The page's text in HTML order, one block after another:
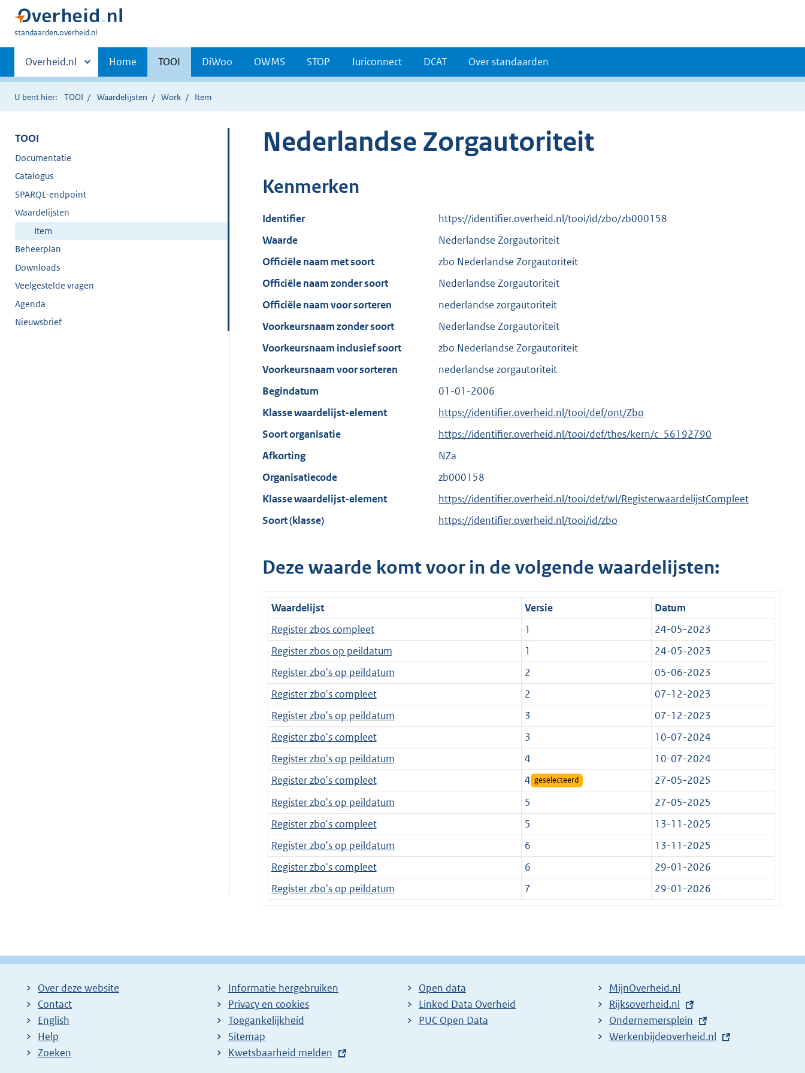
U
hier:
standaarden.overheid.nl
Primaire
navigatie
Andere
sites
binnen
Overheid.nl Home TOOI DiWoo OWMS STOP Juriconnect DCAT Over standaarden
U bent hier: TOOI Waardelijsten Work Item
TOOI
Documentatie
Catalogus
SPARQL-endpoint
Waardelijsten
Item
Beheerplan
Downloads
Veelgestelde vragen
Agenda
Nieuwsbrief
Nederlandse Zorgautoriteit
Kenmerken
Identifier
https://identifier.overheid.nl/tooi/id/zbo/zb000158
Waarde
Nederlandse Zorgautoriteit
Officiële naam met soort
zbo Nederlandse Zorgautoriteit
Officiële naam zonder soort
Nederlandse Zorgautoriteit
Officiële naam voor sorteren
nederlandse zorgautoriteit
Voorkeursnaam zonder soort
Nederlandse Zorgautoriteit
Voorkeursnaam inclusief soort
zbo Nederlandse Zorgautoriteit
Voorkeursnaam voor sorteren
nederlandse zorgautoriteit
Begindatum
01-01-2006
Klasse waardelijst-element
https://identifier.overheid.nl/tooi/def/ont/Zbo
Soort organisatie
https://identifier.overheid.nl/tooi/def/thes/kern/c_56192790
Afkorting
NZa
Organisatiecode
zb000158
Klasse waardelijst-element
https://identifier.overheid.nl/tooi/def/wl/RegisterwaardelijstCompleet
Soort (klasse)
https://identifier.overheid.nl/tooi/id/zbo
Deze waarde komt voor in de volgende waardelijsten:
Waardelijst Versie
Datum
Register zbos compleet
1
24-05-2023
Register zbos op peildatum
1
24-05-2023
Register zbo's op peildatum
2
05-06-2023
Register zbo's compleet
2
07-12-2023
Register zbo's op peildatum
3
07-12-2023
Register zbo's compleet
3
10-07-2024
Register zbo's op peildatum
4
10-07-2024
Register zbo's compleet
4 geselecteerd
27-05-2025
Register zbo's op peildatum
5
27-05-2025
Register zbo's compleet
5
13-11-2025
Register zbo's op peildatum
6
13-11-2025
Register zbo's compleet
6
29-01-2026
Register zbo's op peildatum
7 29-01-2026
Over deze website
Contact
English
Help
Zoeken
Informatie hergebruiken
Privacy en cookies
Toegankelijkheid
Sitemap
E
Kwetsbaarheid melden
Open data
Linked Data Overheid
PUC Open Data
MijnOverheid.nl
E
x
t
Rijksoverheid.nl
E
x
Ondernemersplein
E
Werkenbijdeoverheid.nl